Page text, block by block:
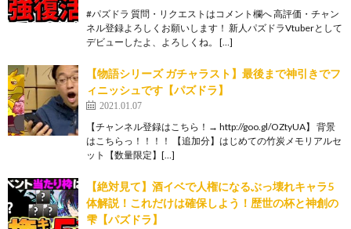
#パズドラ 質問・リクエストはコメント欄へ 高評価・チャン
ネル登録よろしくお願いします！ 新人パズドラVtuberとして
デビューしたよ、よろしくね。 […]
【物語シリーズ ガチャラスト】最後まで神引きでフ
ィニッシュです【パズドラ】
2021.01.07
【チャンネル登録はこちら！→ http://goo.gl/OZtyUA】 背景
はこちらっ！！！！ 【追加分】はじめての竹炭メモリアルセ
ット【数量限定】[…]
【絶対見て】酒イベで人権になるぶっ壊れキャラ5
体解説！これだけは確保しよう！歴世の杯と神創の
雫【パズドラ】